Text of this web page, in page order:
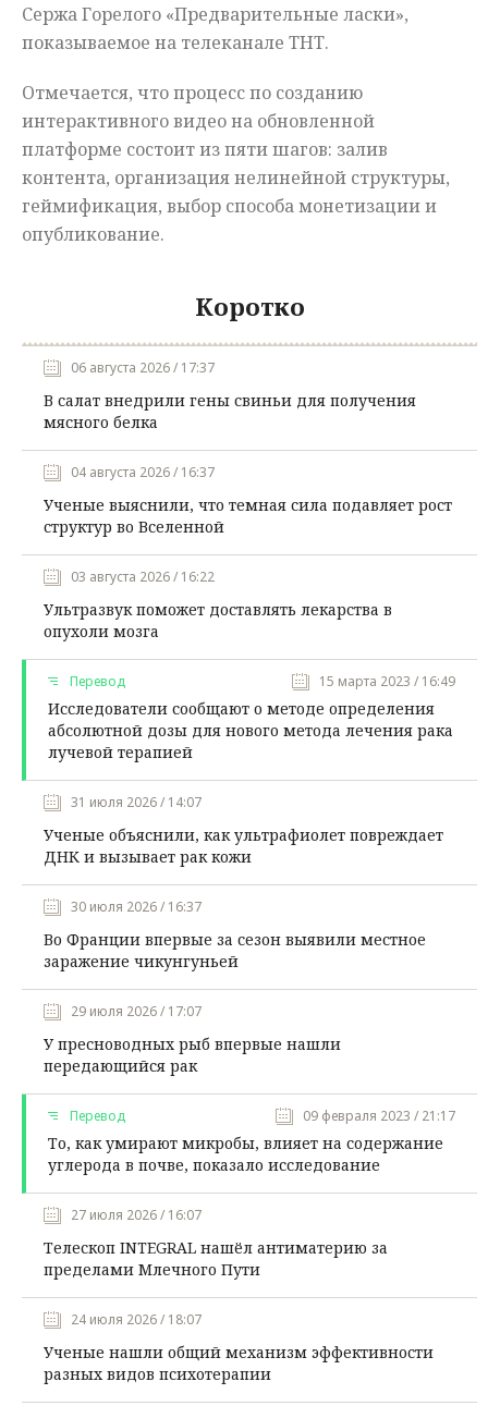
Сержа Горелого «Предварительные ласки»,
показываемое на телеканале ТНТ.
Отмечается, что процесс по созданию
интерактивного видео на обновленной
платформе состоит из пяти шагов: залив
контента, организация нелинейной структуры,
геймификация, выбор способа монетизации и
опубликование.
Коротко
06 августа 2026 / 17:37
В салат внедрили гены свиньи для получения
мясного белка
04 августа 2026 / 16:37
Ученые выяснили, что темная сила подавляет рост
структур во Вселенной
03 августа 2026 / 16:22
Ультразвук поможет доставлять лекарства в
опухоли мозга
Перевод 15 марта 2023 / 16:49
Исследователи сообщают о методе определения
абсолютной дозы для нового метода лечения рака
лучевой терапией
31 июля 2026 / 14:07
Ученые объяснили, как ультрафиолет повреждает
ДНК и вызывает рак кожи
30 июля 2026 / 16:37
Во Франции впервые за сезон выявили местное
заражение чикунгуньей
29 июля 2026 / 17:07
У пресноводных рыб впервые нашли
передающийся рак
Перевод 09 февраля 2023 / 21:17
То, как умирают микробы, влияет на содержание
углерода в почве, показало исследование
27 июля 2026 / 16:07
Телескоп INTEGRAL нашёл антиматерию за
пределами Млечного Пути
24 июля 2026 / 18:07
Ученые нашли общий механизм эффективности
разных видов психотерапии